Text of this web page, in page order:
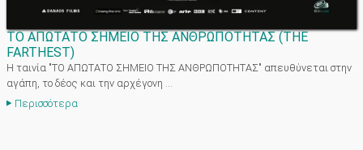
ΤΟ ΑΠΩΤΑΤΟ ΣΗΜΕΙΟ ΤΗΣ ΑΝΘΡΩΠΟΤΗΤΑΣ(THE
FARTHEST)
Η ταινία "ΤΟ ΑΠΩΤΑΤΟ ΣΗΜΕΙΟ ΤΗΣ ΑΝΘΡΩΠΟΤΗΤΑΣ" απευθύνεται στην
αγάπη, το δέος και την αρχέγονη ...
Περισσότερα